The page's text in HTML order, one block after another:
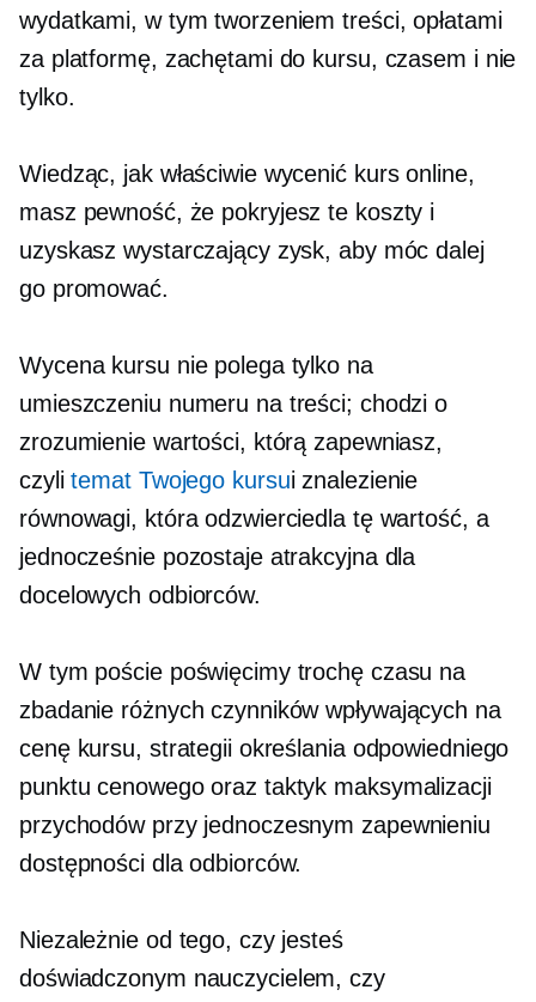
wydatkami, w tym tworzeniem treści, opłatami
za platformę, zachętami do kursu, czasem i nie
tylko.
Wiedząc, jak właściwie wycenić kurs online,
masz pewność, że pokryjesz te koszty i
uzyskasz wystarczający zysk, aby móc dalej
go promować.
Wycena kursu nie polega tylko na
umieszczeniu numeru na treści; chodzi o
zrozumienie wartości, którą zapewniasz,
czylitemat Twojego kursui znalezienie
równowagi, która odzwierciedla tę wartość, a
jednocześnie pozostaje atrakcyjna dla
docelowych odbiorców.
W tym poście poświęcimy trochę czasu na
zbadanie różnych czynników wpływających na
cenę kursu, strategii określania odpowiedniego
punktu cenowego oraz taktyk maksymalizacji
przychodów przy jednoczesnym zapewnieniu
dostępności dla odbiorców.
Niezależnie od tego, czy jesteś
doświadczonym nauczycielem, czy